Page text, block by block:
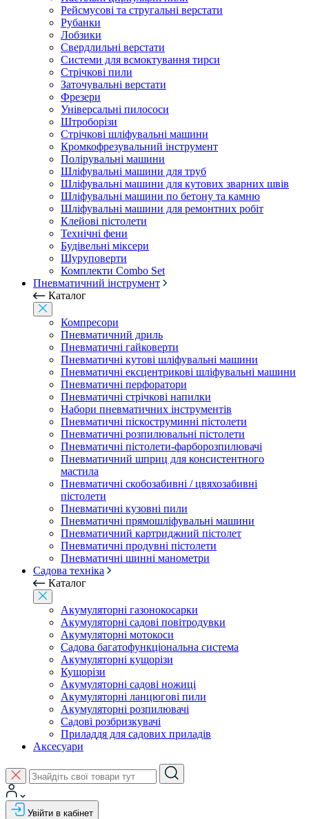
Рейсмусові та стругальні верстати
Рубанки
Лобзики
Свердлильні верстати
Системи для всмоктування тирси
Стрічкові пили
Заточувальні верстати
Фрезери
Універсальні пилососи
Штроборізи
Стрічкові шліфувальні машини
Кромкофрезувальний інструмент
Полірувальні машини
Шліфувальні машини для труб
Шліфувальні машини для кутових зварних швів
Шліфувальні машини по бетону та камню
Шліфувальні машини для ремонтних робіт
Клейові пістолети
Технічні фени
Будівельні міксери
Шуруповерти
Комплекти Combo Set
Пневматичний інструмент
Каталог
Компресори
Пневматичний дриль
Пневматичні гайковерти
Пневматичні кутові шліфувальні машини
Пневматичні ексцентрикові шліфувальні машини
Пневматичні перфоратори
Пневматичні стрічкові напилки
Набори пневматичних інструментів
Пневматичні піскоструминні пістолети
Пневматичні розпилювальні пістолети
Пневматичні пістолети-фарборозпилювачі
Пневматичний шприц для консистентного
мастила
Пневматичні скобозабивні / цвяхозабивні
пістолети
Пневматичні кузовні пили
Пневматичні прямошліфувальні машини
Пневматичний картриджний пістолет
Пневматичні продувні пістолети
Пневматичні шинні манометри
Садова техніка
Каталог
Акумуляторні газонокосарки
Акумуляторні садові повітродувки
Акумуляторні мотокоси
Садова багатофункціональна система
Акумуляторні кущорізи
Кущорізи
Акумуляторні садові ножиці
Акумуляторні ланцюгові пили
Акумуляторні розпилювачі
Садові розбризкувачі
Приладдя для садових приладів
Аксесуари
Увійти в кабінет